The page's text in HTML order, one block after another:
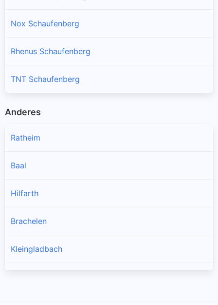
Nox Schaufenberg
Rhenus Schaufenberg
TNT Schaufenberg
Anderes
Ratheim
Baal
Hilfarth
Brachelen
Kleingladbach